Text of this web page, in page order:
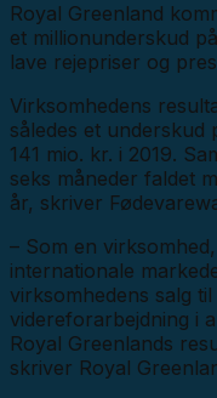
Royal Greenland
et millionunderskud
lave rejepriser og
Virksomhedens
således et underskud
141 mio. kr. i 2019.
seks måneder faldet
år, skriver
– Som en
internationale
virksomhedens salg
videreforarbejdning i
Royal Greenlands
skriver Royal